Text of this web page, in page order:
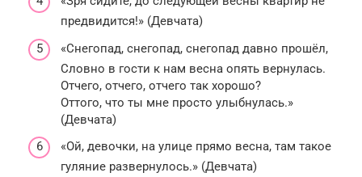
предвидится!» (Девчата)
«Снегопад, снегопад, снегопад давно прошёл,
Словно в гости к нам весна опять вернулась.
Отчего, отчего, отчего так хорошо?
Оттого, что ты мне просто улыбнулась.»
(Девчата)
«Ой, девочки, на улице прямо весна, там такое
гуляние развернулось.» (Девчата)